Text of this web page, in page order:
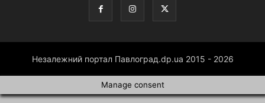
Незалежний портал Павлоград.dp.ua 2015 - 2026
Manage consent